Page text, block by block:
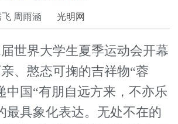
周雨涵 光明网
界大学生夏季运动会开幕
、憨态可掬的吉祥物“蓉
中国“有朋自远方来，不亦乐
最具象化表达。无处不在的